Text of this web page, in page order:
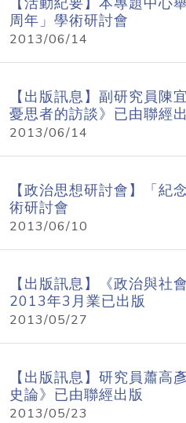
周年」學術研討會
2013/06/14
【出版訊息】副研究員陳
憂思者的訪談》已由聯經
2013/06/14
【政治思想研討會】「紀
術研討會
2013/06/10
【出版訊息】《政治與社
2013年3月業已出版
2013/05/27
【出版訊息】研究員蕭高
史論》已由聯經出版
2013/05/23